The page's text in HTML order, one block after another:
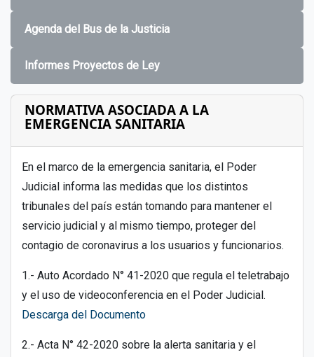
Agenda del Bus de la Justicia
Informes Proyectos de Ley
NORMATIVA ASOCIADA A LA
EMERGENCIA SANITARIA
En el marco de la emergencia sanitaria, el Poder
Judicial informa las medidas que los distintos
tribunales del país están tomando para mantener el
servicio judicial y al mismo tiempo, proteger del
contagio de coronavirus a los usuarios y funcionarios.
1.- Auto Acordado N° 41-2020 que regula el teletrabajo
y el uso de videoconferencia en el Poder Judicial.
Descarga del Documento
2.- Acta N° 42-2020 sobre la alerta sanitaria y el